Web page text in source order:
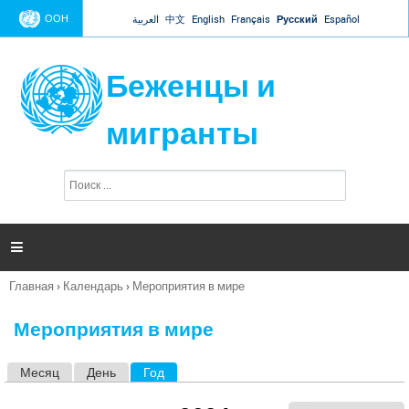
Jump to navigation
ООН العربية 中文 English Français Русский Español
Беженцы и
мигранты
п
и

Вы
Главная › Календарь › Мероприятия в мире
Мероприятия в мире
Месяц День Год